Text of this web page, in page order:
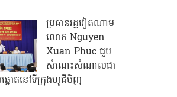
ប្រធានរដ្ឋវៀតណាម
លោក Nguyen
Xuan Phuc ជួប
សំណេះសំណាលជា
នោតនៅទីក្រុងហូជីមិញ